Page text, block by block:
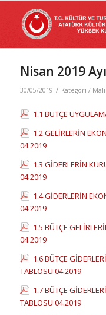
Nisan 2019
30/05/2019 / Kategori /
1.1 BÜTÇE
1.2 GELİRLERİN
04.2019
1.3 GİDERLERİN
04.2019
1.4 GİDERLERİN
04.2019
1.5 BÜTÇE
04.2019
1.6 BÜTÇE
TABLOSU 04.2019
1.7 BÜTÇE
TABLOSU 04.2019